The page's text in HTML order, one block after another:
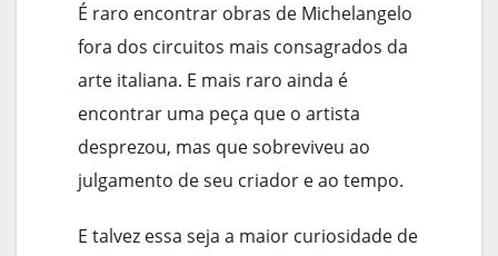
É raro encontrar obras de Michelangelo
fora dos circuitos mais consagrados da
arte italiana. E mais raro ainda é
encontrar uma peça que o artista
desprezou, mas que sobreviveu ao
julgamento de seu criador e ao tempo.
E talvez essa seja a maior curiosidade de